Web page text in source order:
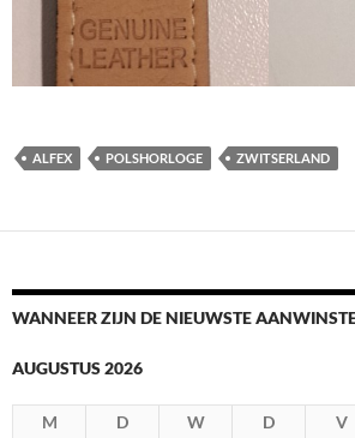
ALFEX POLSHORLOGE ZWITSERLAND
WANNEER ZIJN DE NIEUWSTE
AUGUSTUS 2026
M D W D V